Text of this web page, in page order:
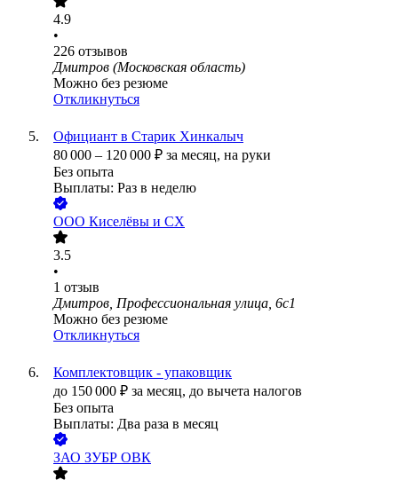
4.9
•
226 отзывов
Дмитров (Московская область)
Можно без резюме
Откликнуться
Официант в Старик Хинкалыч
80 000 – 120 000 ₽ за месяц, на руки
Без опыта
Выплаты: Раз в неделю
ООО Киселёвы и СХ
3.5
•
1 отзыв
Дмитров, Профессиональная улица, 6с1
Можно без резюме
Откликнуться
Комплектовщик - упаковщик
до 150 000 ₽ за месяц, до вычета налогов
Без опыта
Выплаты: Два раза в месяц
ЗАО ЗУБР ОВК